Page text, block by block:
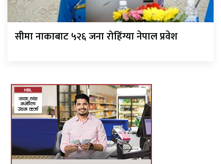
सीमा नाकाबाट ५२६ जना रोहिंग्या नेपाल प्रवेश